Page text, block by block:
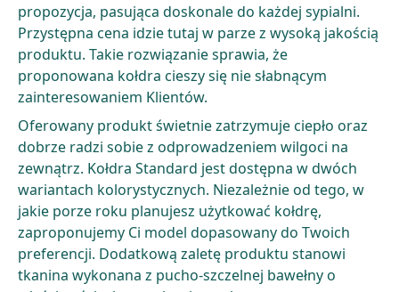
propozycja, pasująca doskonale do każdej sypialni.
Przystępna cena idzie tutaj w parze z wysoką jakością
produktu. Takie rozwiązanie sprawia, że
proponowana kołdra cieszy się nie słabnącym
zainteresowaniem Klientów.
Oferowany produkt świetnie zatrzymuje ciepło oraz
dobrze radzi sobie z odprowadzeniem wilgoci na
zewnątrz. Kołdra Standard jest dostępna w dwóch
wariantach kolorystycznych. Niezależnie od tego, w
jakie porze roku planujesz użytkować kołdrę,
zaproponujemy Ci model dopasowany do Twoich
preferencji. Dodatkową zaletę produktu stanowi
tkanina wykonana z pucho-szczelnej bawełny o